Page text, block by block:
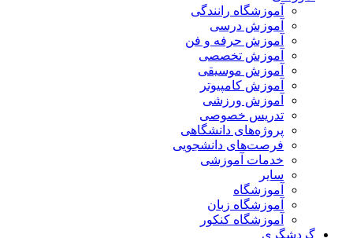
آموزشگاه رانندگی
آموزش درسی
آموزش حرفه و فن
آموزش تخصصی
آموزش موسیقی
آموزش کامپیوتر
آموزش ورزشی
تدریس خصوصی
پروژه‌های دانشگاهی
فرصت‌های دانشجویی
خدمات آموزشی
سایر
آموزشگاه
آموزشگاه زبان
آموزشگاه کنکور
گردشگری